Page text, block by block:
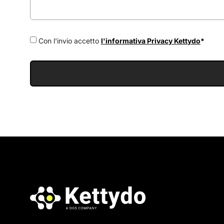
Con l'invio accetto l'informativa Privacy Kettydo*